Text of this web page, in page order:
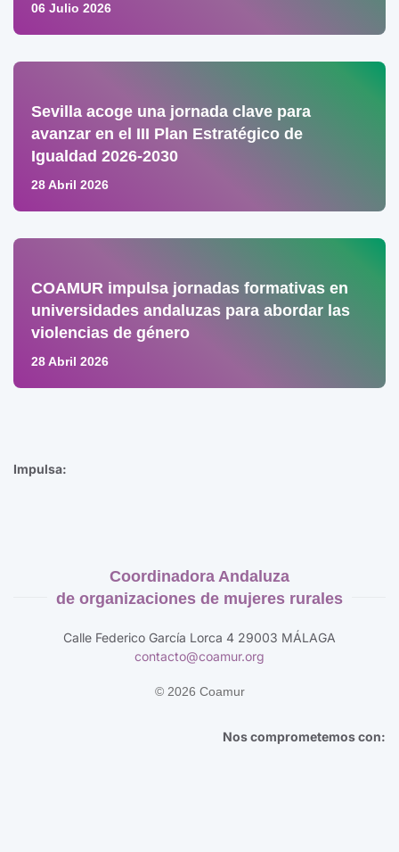
06 Julio 2026
Sevilla acoge una jornada clave para
avanzar en el III Plan Estratégico de
Igualdad 2026-2030
28 Abril 2026
COAMUR impulsa jornadas formativas en
universidades andaluzas para abordar las
violencias de género
28 Abril 2026
Impulsa:
Coordinadora Andaluza
de organizaciones de mujeres rurales
Calle Federico García Lorca 4 29003 MÁLAGA
contacto@coamur.org
© 2026 Coamur
Nos comprometemos con: